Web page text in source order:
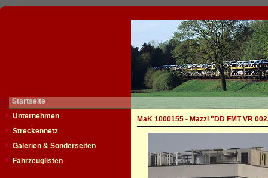
Startseite
Unternehmen
Streckennetz
Galerien & Sonderseiten
Fahrzeuglisten
MaK 1000155 - Mazzi "DD FMT VR